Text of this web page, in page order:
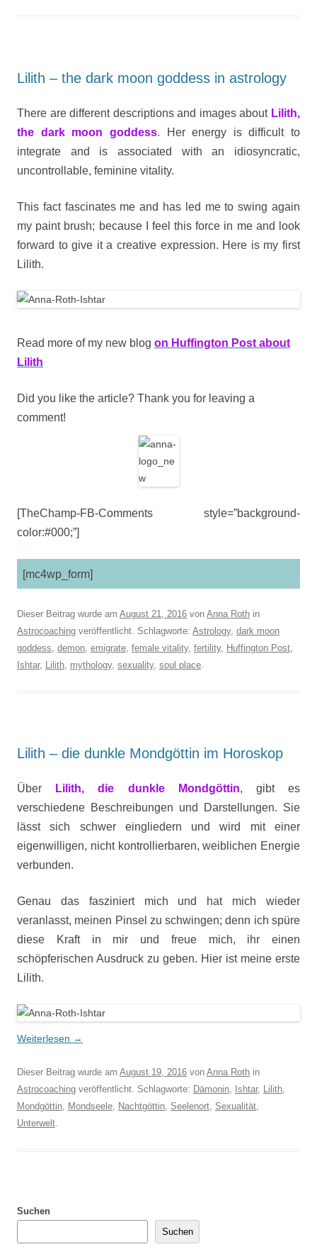
Lilith – the dark moon goddess in astrology
There are different descriptions and images about Lilith,
the dark moon goddess. Her energy is difficult to
integrate and is associated with an idiosyncratic,
uncontrollable, feminine vitality.
This fact fascinates me and has led me to swing again
my paint brush; because I feel this force in me and look
forward to give it a creative expression. Here is my first
Lilith.
Read more of my new blog on Huffington Post about
Lilith
Did you like the article? Thank you for leaving a
comment!
[TheChamp-FB-Comments style=”background-
color:#000;”]
[mc4wp_form]
Dieser Beitrag wurde am August 21, 2016 von Anna Roth in
Astrocoaching veröffentlicht. Schlagworte: Astrology, dark moon
goddess, demon, emigrate, female vitality, fertility, Huffington Post,
Ishtar, Lilith, mythology, sexuality, soul place.
Lilith – die dunkle Mondgöttin im Horoskop
Über Lilith, die dunkle Mondgöttin, gibt es
verschiedene Beschreibungen und Darstellungen. Sie
lässt sich schwer eingliedern und wird mit einer
eigenwilligen, nicht kontrollierbaren, weiblichen Energie
verbunden.
Genau das fasziniert mich und hat mich wieder
veranlasst, meinen Pinsel zu schwingen; denn ich spüre
diese Kraft in mir und freue mich, ihr einen
schöpferischen Ausdruck zu geben. Hier ist meine erste
Lilith.
Weiterlesen →
Dieser Beitrag wurde am August 19, 2016 von Anna Roth in
Astrocoaching veröffentlicht. Schlagworte: Dämonin, Ishtar, Lilith,
Mondgöttin, Mondseele, Nachtgöttin, Seelenort, Sexualität,
Unterwelt.
Suchen
Suchen